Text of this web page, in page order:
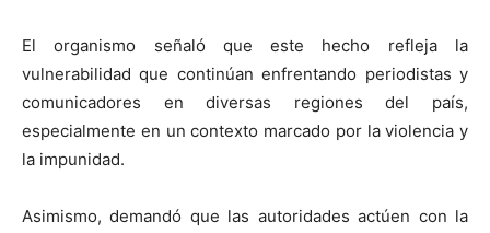
El organismo señaló que este hecho refleja la
vulnerabilidad que continúan enfrentando periodistas y
comunicadores en diversas regiones del país,
especialmente en un contexto marcado por la violencia y
la impunidad.
Asimismo, demandó que las autoridades actúen con la